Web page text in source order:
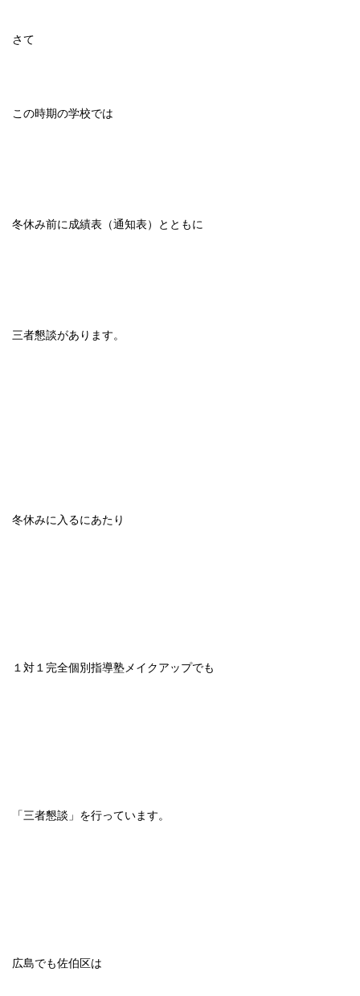
さて
この時期の学校では
冬休み前に成績表（通知表）とともに
三者懇談があります。
冬休みに入るにあたり
１対１完全個別指導塾メイクアップでも
「三者懇談」を行っています。
広島でも佐伯区は